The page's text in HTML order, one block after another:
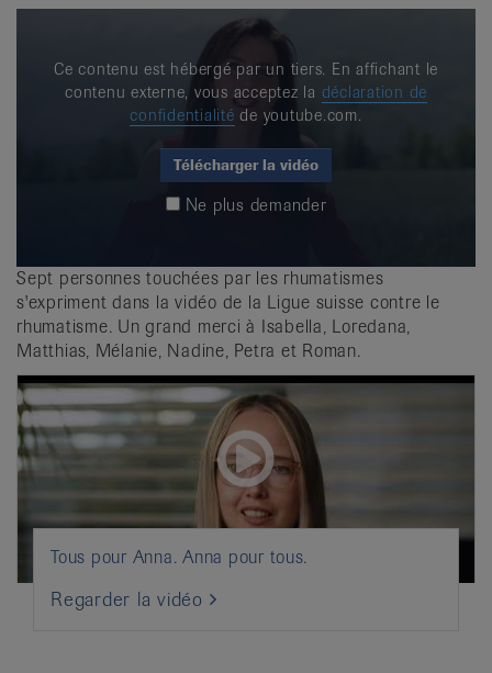
Ce contenu est hébergé par un tiers. En affichant le
contenu externe, vous acceptez la déclaration de
confidentialité de youtube.com.
Télécharger la vidéo
Ne plus demander
Sept personnes touchées par les rhumatismes
s'expriment dans la vidéo de la Ligue suisse contre le
rhumatisme. Un grand merci à Isabella, Loredana,
Matthias, Mélanie, Nadine, Petra et Roman.
Tous pour Anna. Anna pour tous.
Regarder la vidéo